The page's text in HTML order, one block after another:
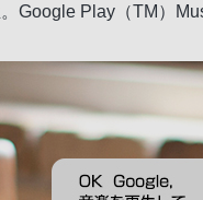
Google Play（TM）